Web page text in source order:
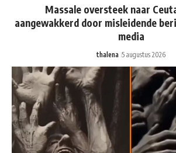
Massale oversteek naar
aangewakkerd door misleidende
media
thalena 5 augustus 2026